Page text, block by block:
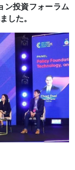
ン投資フォーラム
した。